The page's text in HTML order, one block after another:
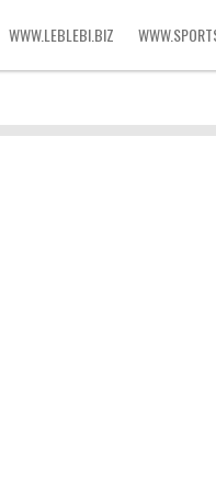
WWW.LEBLEBI.BIZ